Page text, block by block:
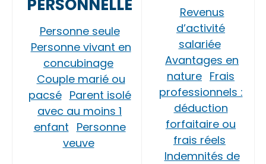
PERSONNELLE
Personne seule
Personne vivant en
concubinage
Couple marié ou
pacsé Parent isolé
avec au moins 1
enfant Personne
veuve
Revenus
d’activité
salariée
Avantages en
nature Frais
professionnels :
déduction
forfaitaire ou
frais réels
Indemnités de